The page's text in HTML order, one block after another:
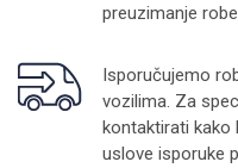
preuzimanje
Isporučujemo
vozilima. Za
kontaktirati kako
uslove isporuke